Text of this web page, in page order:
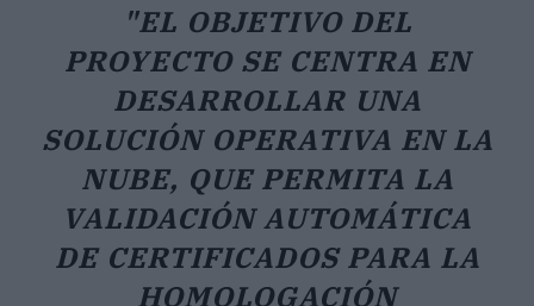
"EL OBJETIVO DEL
PROYECTO SE CENTRA EN
DESARROLLAR UNA
SOLUCIÓN OPERATIVA EN LA
NUBE, QUE PERMITA LA
VALIDACIÓN AUTOMÁTICA
DE CERTIFICADOS PARA LA
HOMOLOGACIÓN